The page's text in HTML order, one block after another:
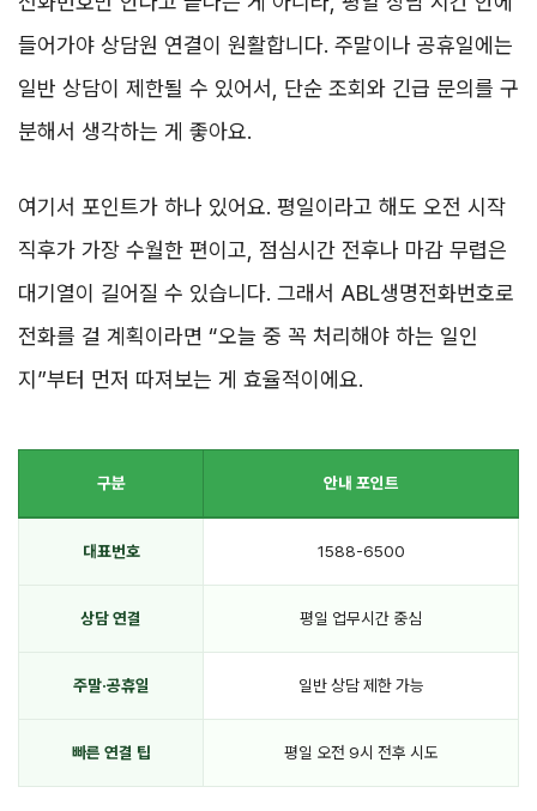
들어가야 상담원 연결이 원활합니다. 주말이나 공휴일에는
일반 상담이 제한될 수 있어서, 단순 조회와 긴급 문의를 구
분해서 생각하는 게 좋아요.
여기서 포인트가 하나 있어요. 평일이라고 해도 오전 시작
직후가 가장 수월한 편이고, 점심시간 전후나 마감 무렵은
대기열이 길어질 수 있습니다. 그래서 ABL생명전화번호로
전화를 걸 계획이라면 “오늘 중 꼭 처리해야 하는 일인
지”부터 먼저 따져보는 게 효율적이에요.
구분 안내 포인트
대표번호 1588-6500
상담 연결 평일 업무시간 중심
주말·공휴일 일반 상담 제한 가능
빠른 연결 팁 평일 오전 9시 전후 시도